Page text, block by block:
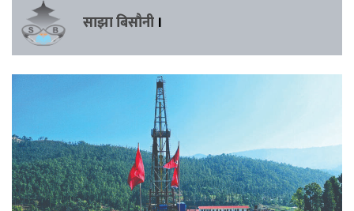
साझा बिसौनी ।